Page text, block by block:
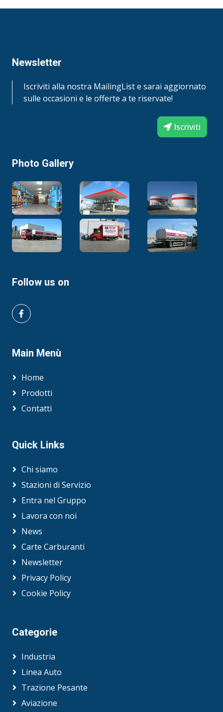
Newsletter
Iscriviti alla nostra MailingList e sarai aggiornato
sulle occasioni e le offerte a te riservate!
Iscriviti
Photo Gallery
Follow us on
Main Menù
Home
Prodotti
Contatti
Quick Links
Chi siamo
Stazioni di Servizio
Entra nel Gruppo
Lavora con noi
News
Carte Carburanti
Newsletter
Privacy Policy
Cookie Policy
Categorie
Industria
Linea Auto
Trazione Pesante
Aviazione